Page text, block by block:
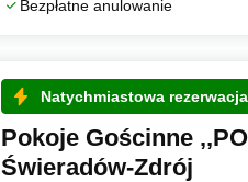
Bezpłatne anulowanie
Natychmiastowa rezerwacja
Pokoje Gościnne
Świeradów-Zdrój